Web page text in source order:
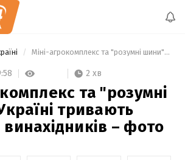
Міні-агрокомплекс та "розумні шини": в Україні тривають змагання винахідників – фото
2 хв
та "розумні
тривають
– фото